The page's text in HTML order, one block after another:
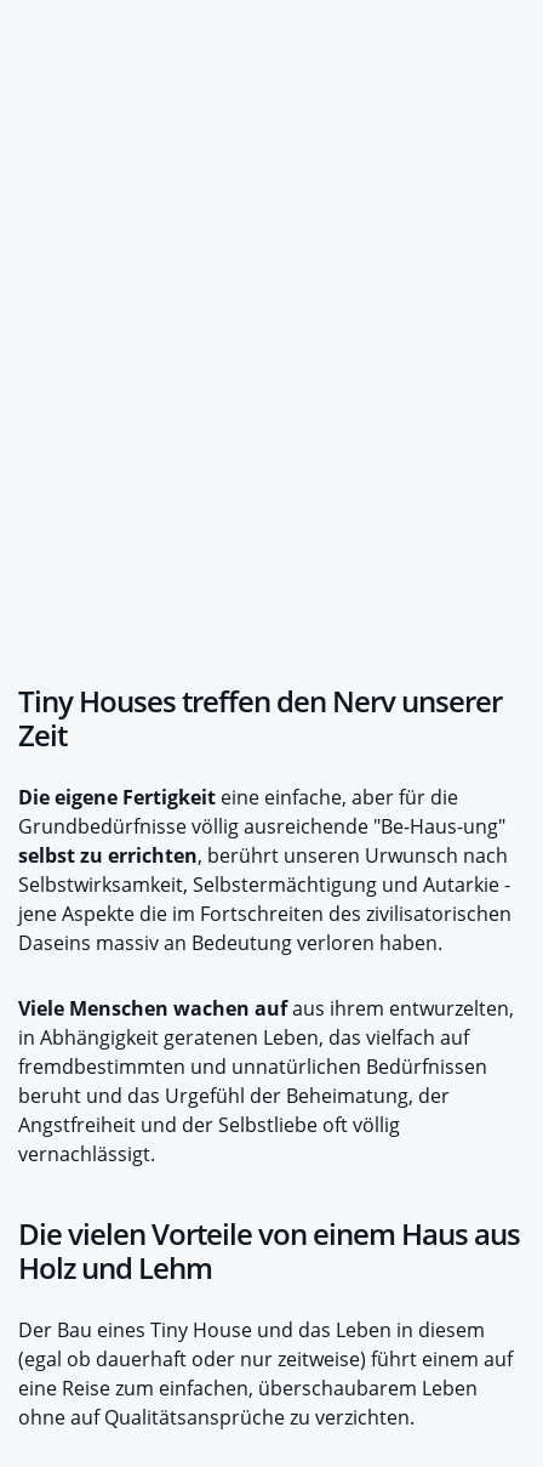
Tiny Houses treffen den Nerv unserer
Zeit
Die eigene Fertigkeit eine einfache, aber für die
Grundbedürfnisse völlig ausreichende "Be-Haus-ung"
selbst zu errichten, berührt unseren Urwunsch nach
Selbstwirksamkeit, Selbstermächtigung und Autarkie -
jene Aspekte die im Fortschreiten des zivilisatorischen
Daseins massiv an Bedeutung verloren haben.
Viele Menschen wachen aufaus ihrem entwurzelten,
in Abhängigkeit geratenen Leben, das vielfach auf
fremdbestimmten und unnatürlichen Bedürfnissen
beruht und das Urgefühl der Beheimatung, der
Angstfreiheit und der Selbstliebe oft völlig
vernachlässigt.
Die vielen Vorteile von einem Haus aus
Holz und Lehm
Der Bau eines Tiny House und das Leben in diesem
(egal ob dauerhaft oder nur zeitweise) führt einem auf
eine Reise zum einfachen, überschaubarem Leben
ohne auf Qualitätsansprüche zu verzichten.